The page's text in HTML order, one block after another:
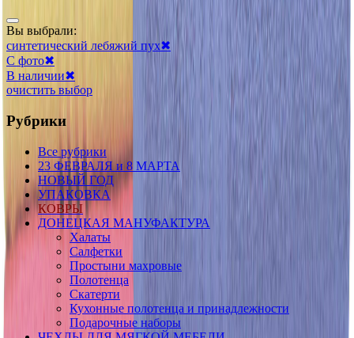
Вы выбрали:
синтетический лебяжий пух✖
С фото✖
В наличии✖
очистить выбор
Рубрики
Все рубрики
23 ФЕВРАЛЯ и 8 МАРТА
НОВЫЙ ГОД
УПАКОВКА
КОВРЫ
ДОНЕЦКАЯ МАНУФАКТУРА
Халаты
Салфетки
Простыни махровые
Полотенца
Скатерти
Кухонные полотенца и принадлежности
Подарочные наборы